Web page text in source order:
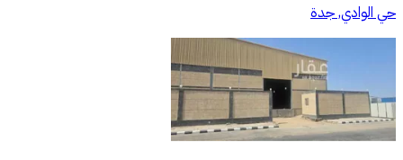
حي الوادي, جدة